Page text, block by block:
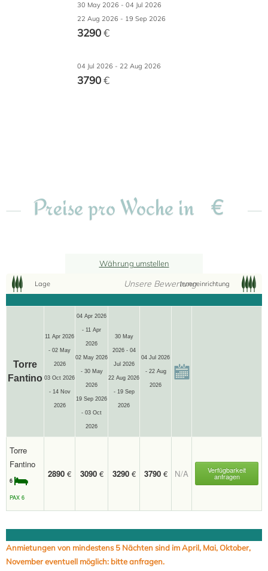
30 May 2026 - 04 Jul 2026
22 Aug 2026 - 19 Sep 2026
3290€
04 Jul 2026 - 22 Aug 2026
3790€
Preise pro Woche in €
Währung umstellen
Lage Unsere BewertungInneneinrichtung
Torre
Fantino
11 Apr 2026
- 02 May
2026
03 Oct 2026
- 14 Nov
2026
04 Apr 2026
- 11 Apr
2026
02 May 2026
- 30 May
2026
19 Sep 2026
- 03 Oct
2026
30 May
2026 - 04
Jul 2026
22 Aug 2026
- 19 Sep
2026
04 Jul 2026
- 22 Aug
2026
Torre
Fantino
6
PAX 6
2890 € 3090 € 3290 € 3790 € N/A Verfügbarkeit
anfragen
Anmietungen von mindestens 5 Nächten sind im April, Mai, Oktober,
November eventuell möglich: bitte anfragen.